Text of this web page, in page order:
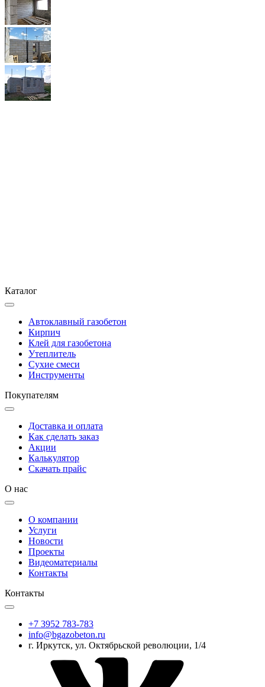
Каталог
Автоклавный газобетон
Кирпич
Клей для газобетона
Утеплитель
Сухие смеси
Инструменты
Покупателям
Доставка и оплата
Как сделать заказ
Акции
Калькулятор
Скачать прайс
О нас
О компании
Услуги
Новости
Проекты
Видеоматериалы
Контакты
Контакты
+7 3952 783-783
info@bgazobeton.ru
г. Иркутск, ул. Октябрьской революции, 1/4